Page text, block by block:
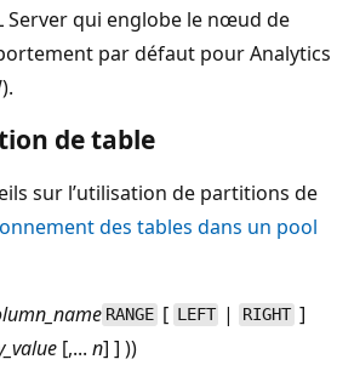
Server qui englobe le nœud de
par défaut pour Analytics
de table
sur l’utilisation de partitions de
des tables dans un pool
RANGE[ LEFT | RIGHT]
[,...n] ] ))